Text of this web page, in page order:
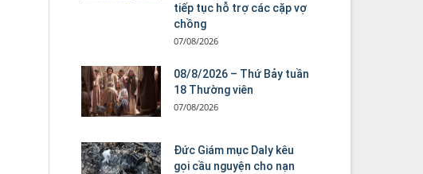
tiếp tục hỗ trợ các cặp vợ
chồng
07/08/2026
08/8/2026 – Thứ Bảy tuần
18 Thường viên
07/08/2026
Đức Giám mục Daly kêu
gọi cầu nguyện cho nạn